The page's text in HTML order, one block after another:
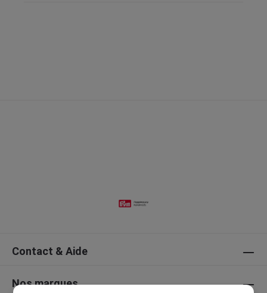
Contact & Aide
Nos marques